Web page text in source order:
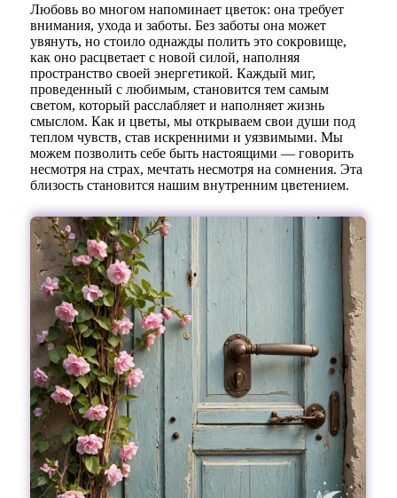
Любовь во многом напоминает цветок: она требует
внимания, ухода и заботы. Без заботы она может
увянуть, но стоило однажды полить это сокровище,
как оно расцветает с новой силой, наполняя
пространство своей энергетикой. Каждый миг,
проведенный с любимым, становится тем самым
светом, который расслабляет и наполняет жизнь
смыслом. Как и цветы, мы открываем свои души под
теплом чувств, став искренними и уязвимыми. Мы
можем позволить себе быть настоящими — говорить
несмотря на страх, мечтать несмотря на сомнения. Эта
близость становится нашим внутренним цветением.